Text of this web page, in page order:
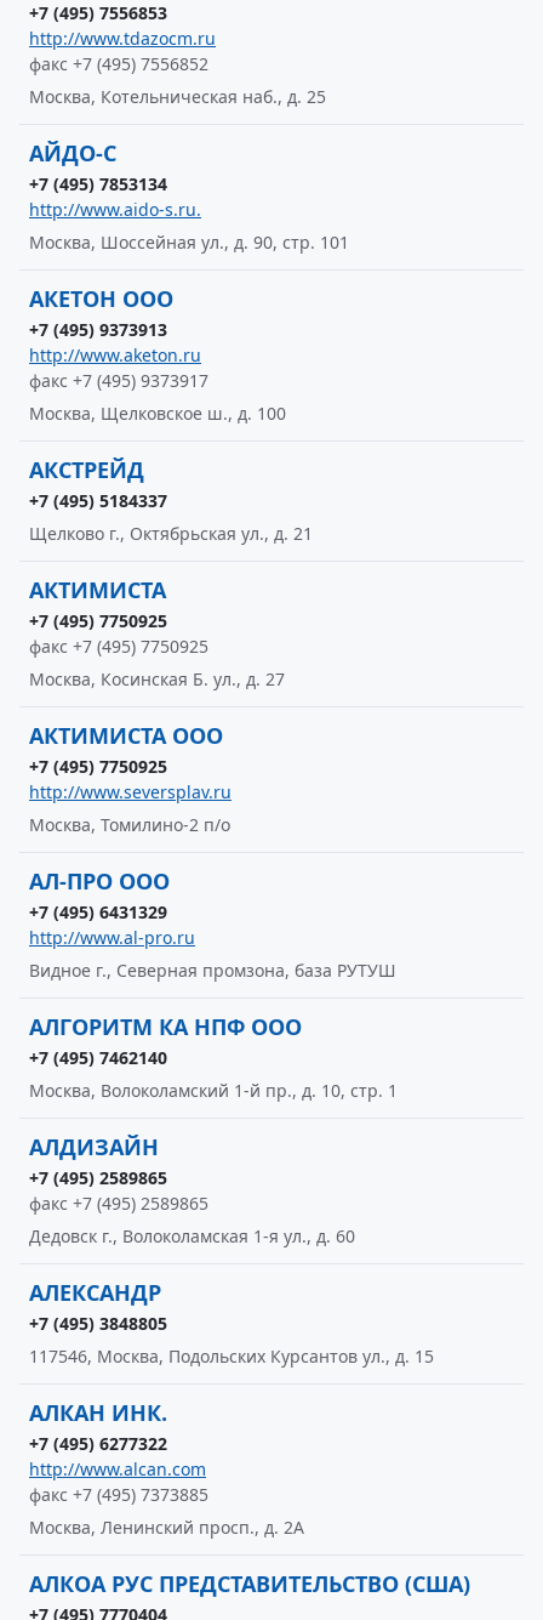
+7 (495) 7556853
http://www.tdazocm.ru
факс +7 (495) 7556852
Москва, Котельническая наб., д. 25
АЙДО-С
+7 (495) 7853134
http://www.aido-s.ru.
Москва, Шоссейная ул., д. 90, стр. 101
АКЕТОН ООО
+7 (495) 9373913
http://www.aketon.ru
факс +7 (495) 9373917
Москва, Щелковское ш., д. 100
АКСТРЕЙД
+7 (495) 5184337
Щелково г., Октябрьская ул., д. 21
АКТИМИСТА
+7 (495) 7750925
факс +7 (495) 7750925
Москва, Косинская Б. ул., д. 27
АКТИМИСТА ООО
+7 (495) 7750925
http://www.seversplav.ru
Москва, Томилино-2 п/о
АЛ-ПРО ООО
+7 (495) 6431329
http://www.al-pro.ru
Видное г., Северная промзона, база РУТУШ
АЛГОРИТМ КА НПФ ООО
+7 (495) 7462140
Москва, Волоколамский 1-й пр., д. 10, стр. 1
АЛДИЗАЙН
+7 (495) 2589865
факс +7 (495) 2589865
Дедовск г., Волоколамская 1-я ул., д. 60
АЛЕКСАНДР
+7 (495) 3848805
117546, Москва, Подольских Курсантов ул., д. 15
АЛКАН ИНК.
+7 (495) 6277322
http://www.alcan.com
факс +7 (495) 7373885
Москва, Ленинский просп., д. 2А
АЛКОА РУС ПРЕДСТАВИТЕЛЬСТВО (США)
+7 (495) 7770404